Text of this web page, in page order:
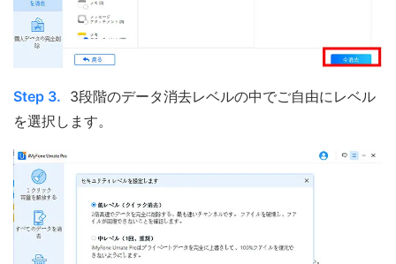
Step 3. 3段階のデータ消去レベルの中でご自由にレベル
を選択します。